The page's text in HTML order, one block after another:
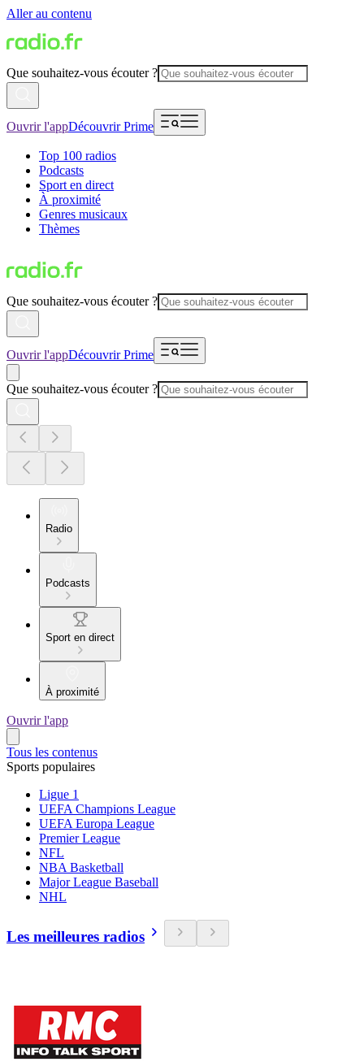
Aller au contenu
Que souhaitez-vous écouter ?
Ouvrir l'appDécouvrir Prime
Top 100 radios
Podcasts
Sport en direct
À proximité
Genres musicaux
Thèmes
Que souhaitez-vous écouter ?
Ouvrir l'appDécouvrir Prime
Que souhaitez-vous écouter ?
Radio
Podcasts
Sport en direct
À proximité
Ouvrir l'app
Tous les contenus
Sports populaires
Ligue 1
UEFA Champions League
UEFA Europa League
Premier League
NFL
NBA Basketball
Major League Baseball
NHL
Les meilleures radios